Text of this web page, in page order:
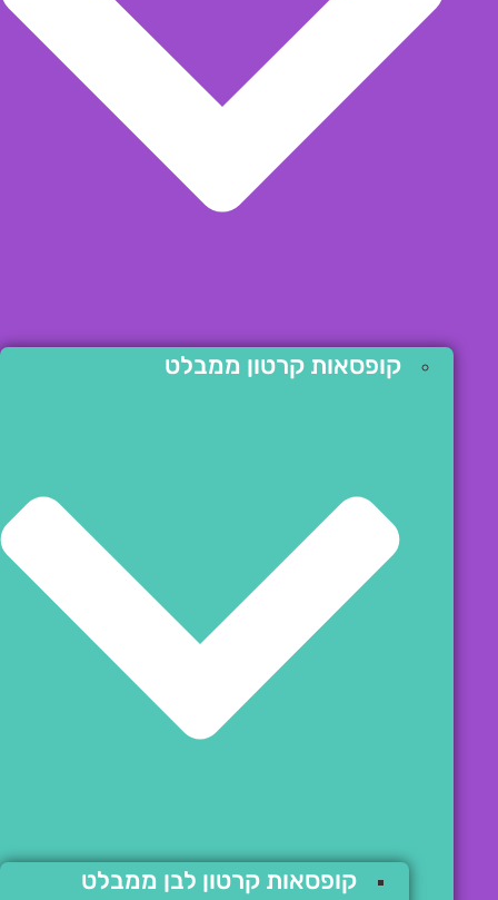
קופסאות קרטון ממבלט
קופסאות קרטון לבן ממבלט